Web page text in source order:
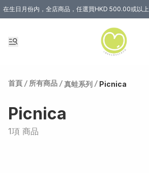
在生日月份内，全店商品，任選買HKD 500.00或以
首頁 / 所有商品 / 真蛙系列 / Picnica
Picnica
1項 商品